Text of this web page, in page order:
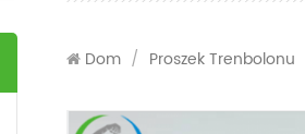
Dom / Proszek Trenbolonu